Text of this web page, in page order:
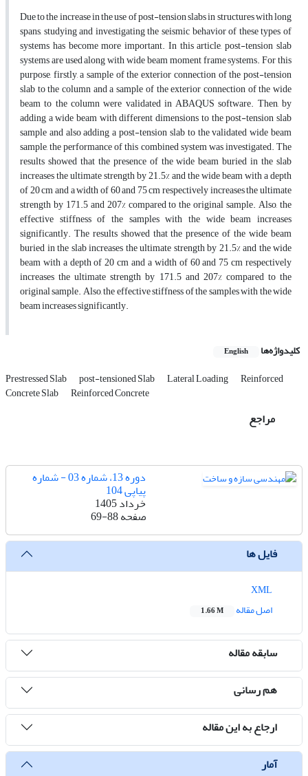
Due to the increase in the use of post-tension slabs in structures with long
spans, studying and investigating the seismic behavior of these types of
systems has become more important. In this article, post-tension slab
systems are used along with wide beam moment frame systems. For this
purpose, firstly, a sample of the exterior connection of the post-tension
slab to the column and a sample of the exterior connection of the wide
beam to the column were validated in ABAQUS software. Then, by
adding a wide beam with different dimensions to the post-tension slab
sample and also adding a post-tension slab to the validated wide beam
sample, the performance of this combined system was investigated. The
results showed that the presence of the wide beam buried in the slab
increases the ultimate strength by 21.5% and the wide beam with a depth
of 20 cm and a width of 60 and 75 cm respectively increases the ultimate
strength by 171.5 and 207% compared to the original sample. Also, the
effective stiffness of the samples with the wide beam increases
significantly. The results showed that the presence of the wide beam
buried in the slab increases the ultimate strength by 21.5% and the wide
beam with a depth of 20 cm and a width of 60 and 75 cm respectively
increases the ultimate strength by 171.5 and 207% compared to the
original sample. Also, the effective stiffness of the samples with the wide
beam increases significantly.
کلیدواژه‌ها English
Prestressed Slab post-tensioned Slab Lateral Loading Reinforced
Concrete Slab Reinforced Concrete
مراجع
دوره 13، شماره 03 - شماره
پیاپی 104
خرداد 1405
صفحه69-88
فایل ها
اصل مقاله
1.66 M
سابقه مقاله
هم رسانی
ارجاع به این مقاله
آمار